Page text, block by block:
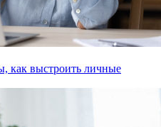
как выстроить личные